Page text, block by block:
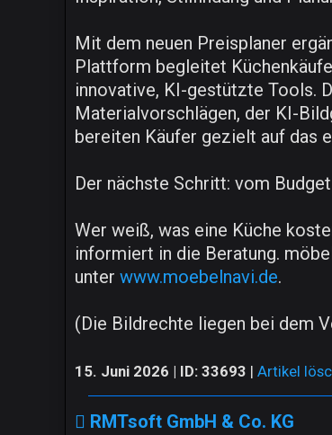
Mit dem neuen Preisplaner
Plattform begleitet
innovative, KI-gestützte Tools.
Materialvorschlägen, der KI-
bereiten Käufer gezielt auf das
Der nächste Schritt: vom
Wer weiß, was eine Küche
informiert in die Beratung.
unter www.moebelnavi.de.
(Die Bildrechte liegen bei dem
15. Juni 2026 | ID: 33693 Artikel
RMTsoft GmbH & Co. KG